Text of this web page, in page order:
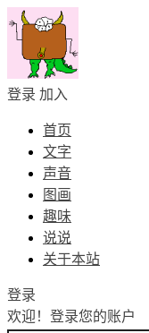
登录 加入
首页
文字
声音
图画
趣味
说说
关于本站
登录
欢迎！ 登录您的账户